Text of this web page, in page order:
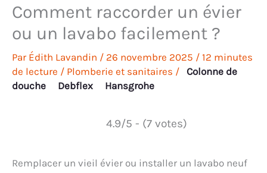
Comment raccorder un évier
ou un lavabo facilement ?
Par Édith Lavandin / 26 novembre 2025 / 12 minutes
de lecture / Plomberie et sanitaires / Colonne de
douche
Debflex Hansgrohe
4.9/5 - (7 votes)
Remplacer un vieil évier ou installer un lavabo neuf